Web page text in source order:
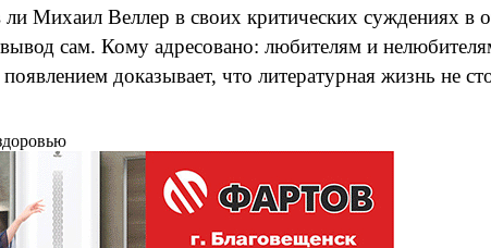
Михаил Веллер в своих критических суждениях в
сам. Кому адресовано: любителям и
доказывает, что литературная жизнь не